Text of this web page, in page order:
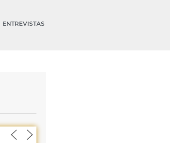
ENTREVISTAS